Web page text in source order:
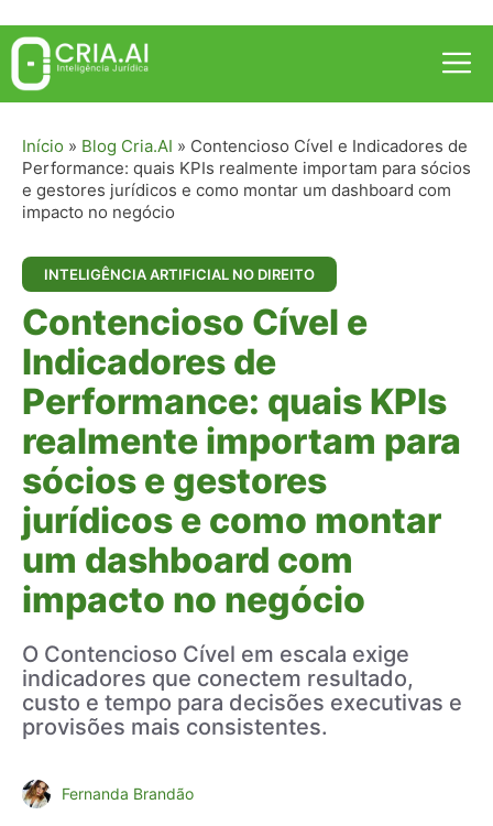
Pular
para
conteúdo
Início » Blog Cria.AI » Contencioso Cível e Indicadores de
Performance: quais KPIs realmente importam para sócios
e gestores jurídicos e como montar um dashboard com
impacto no negócio
INTELIGÊNCIA ARTIFICIAL NO DIREITO
Contencioso Cível e
Indicadores de
Performance: quais KPIs
realmente importam para
sócios e gestores
jurídicos e como montar
um dashboard com
impacto no negócio
O Contencioso Cível em escala exige
indicadores que conectem resultado,
custo e tempo para decisões executivas e
provisões mais consistentes.
Fernanda Brandão